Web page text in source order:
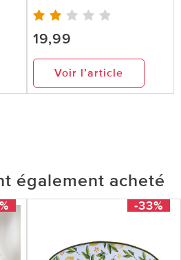
19,99
Voir l’article
également acheté
-33%